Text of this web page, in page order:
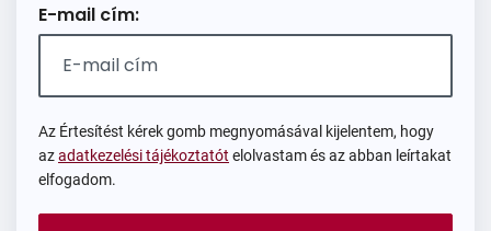
E-mail cím:
Az Értesítést kérek gomb megnyomásával kijelentem, hogy
azadatkezelési tájékoztatót elolvastam és az abban leírtakat
elfogadom.